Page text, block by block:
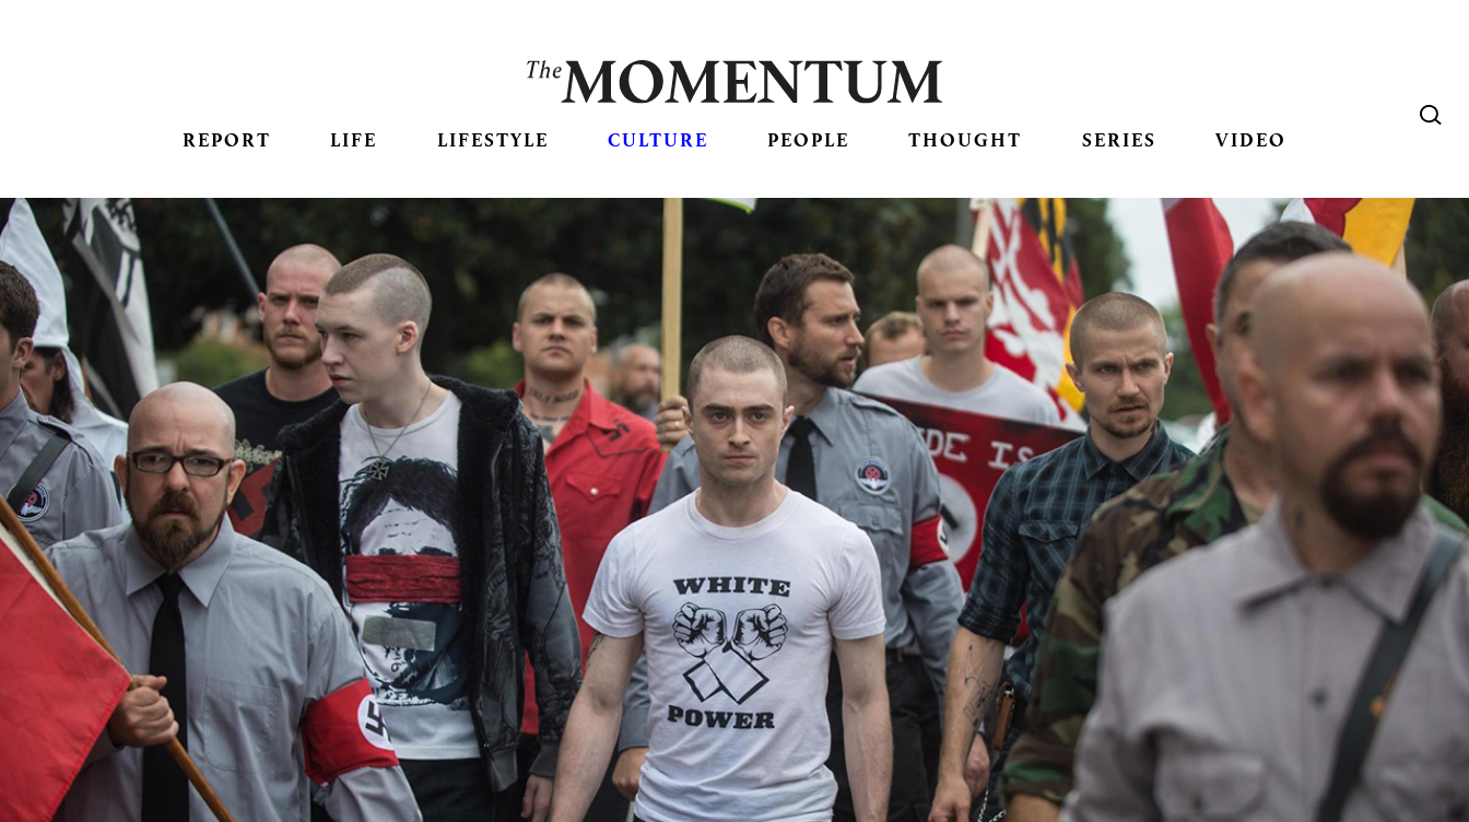
REPORT LIFE LIFESTYLE CULTURE PEOPLE THOUGHT SERIES VIDEO